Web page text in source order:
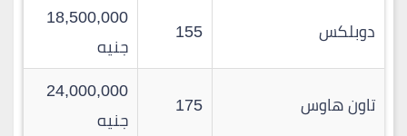
دوبلكس
155
18,500,000
جنيه
تاون هاوس
175
24,000,000
جنيه